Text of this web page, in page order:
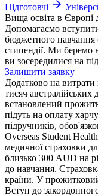
Підготовчі
Вища освіта в Європі
Допомагаємо
бюджетного навчання
стипендії. Ми беремо
ви зосередилися на
Залишити заявку
Додатково на витрати
тисяч австралійських
встановлений
підуть на оплату
підручників,
Overseas Student
медичної страховки
близько 300 AUD на
до навчання.
країни. У
Вступ до